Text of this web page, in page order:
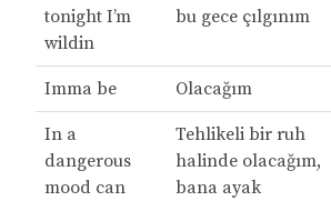
tonight I’m
wildin
bu gece çılgınım
Imma be Olacağım
In a
dangerous
mood can
Tehlikeli bir ruh
halinde olacağım,
bana ayak